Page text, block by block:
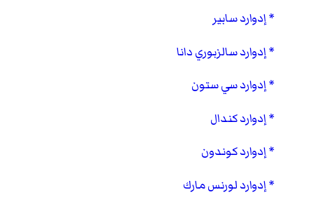
إدوارد سابير
إدوارد سالزبوري دانا
إدوارد سي ستون
إدوارد كندال
إدوارد كوندون
إدوارد لورنس مارك